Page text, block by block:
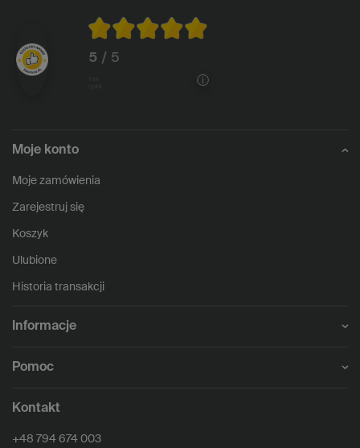
5 / 5
Moje konto
Moje zamówienia
Zarejestruj się
Koszyk
Ulubione
Historia transakcji
Informacje
Pomoc
Kontakt
+48 794 674 003